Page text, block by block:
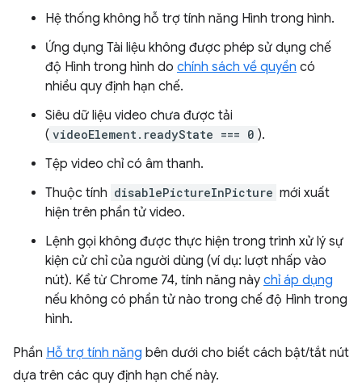
Hệ thống không hỗ trợ tính năng Hình trong hình.
Ứng dụng Tài liệu không được phép sử dụng chế
độ Hình trong hình do chính sách về quyền có
nhiều quy định hạn chế.
Siêu dữ liệu video chưa được tải
( videoElement.readyState === 0 ).
Tệp video chỉ có âm thanh.
Thuộc tính disablePictureInPicture mới xuất
hiện trên phần tử video.
Lệnh gọi không được thực hiện trong trình xử lý sự
kiện cử chỉ của người dùng (ví dụ: lượt nhấp vào
nút). Kể từ Chrome 74, tính năng này chỉ áp dụng
nếu không có phần tử nào trong chế độ Hình trong
hình.
Phần Hỗ trợ tính năng bên dưới cho biết cách bật/tắt nút
dựa trên các quy định hạn chế này.